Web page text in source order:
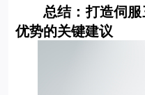
总结：打造伺
优势的关键建议